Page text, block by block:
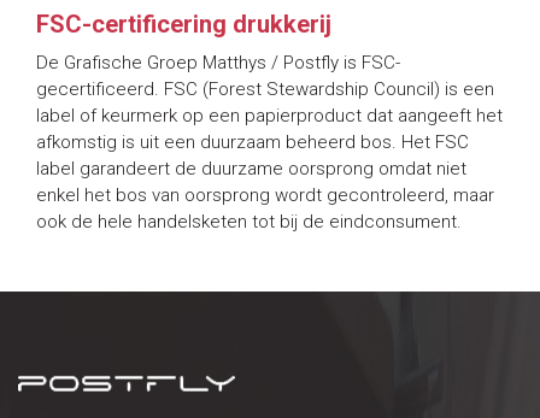
FSC-certificering drukkerij
De Grafische Groep Matthys / Postfly is FSC-
gecertificeerd. FSC (Forest Stewardship Council) is een
label of keurmerk op een papierproduct dat aangeeft het
afkomstig is uit een duurzaam beheerd bos. Het FSC
label garandeert de duurzame oorsprong omdat niet
enkel het bos van oorsprong wordt gecontroleerd, maar
ook de hele handelsketen tot bij de eindconsument.